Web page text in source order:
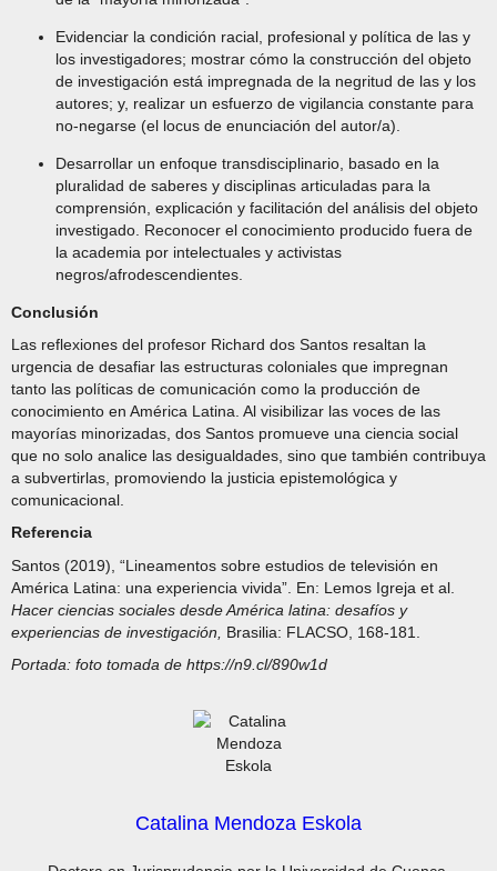
Evidenciar la condición racial, profesional y política de las y
los investigadores; mostrar cómo la construcción del objeto
de investigación está impregnada de la negritud de las y los
autores; y, realizar un esfuerzo de vigilancia constante para
no-negarse (el locus de enunciación del autor/a).
Desarrollar un enfoque transdisciplinario, basado en la
pluralidad de saberes y disciplinas articuladas para la
comprensión, explicación y facilitación del análisis del objeto
investigado. Reconocer el conocimiento producido fuera de
la academia por intelectuales y activistas
negros/afrodescendientes.
Conclusión
Las reflexiones del profesor Richard dos Santos resaltan la
urgencia de desafiar las estructuras coloniales que impregnan
tanto las políticas de comunicación como la producción de
conocimiento en América Latina. Al visibilizar las voces de las
mayorías minorizadas, dos Santos promueve una ciencia social
que no solo analice las desigualdades, sino que también contribuya
a subvertirlas, promoviendo la justicia epistemológica y
comunicacional.
Referencia
Santos (2019), “Lineamentos sobre estudios de televisión en
América Latina: una experiencia vivida”. En: Lemos Igreja et al.
Hacer ciencias sociales desde América latina: desafíos y
experiencias de investigación,
Brasilia: FLACSO, 168-181.
Portada: foto tomada de https://n9.cl/890w1d
Catalina Mendoza Eskola